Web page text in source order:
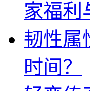
家福利
韧性属
时间？